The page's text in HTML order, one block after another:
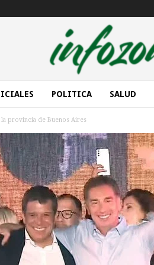
POLITICA SALUD
provincia de Buenos Aires